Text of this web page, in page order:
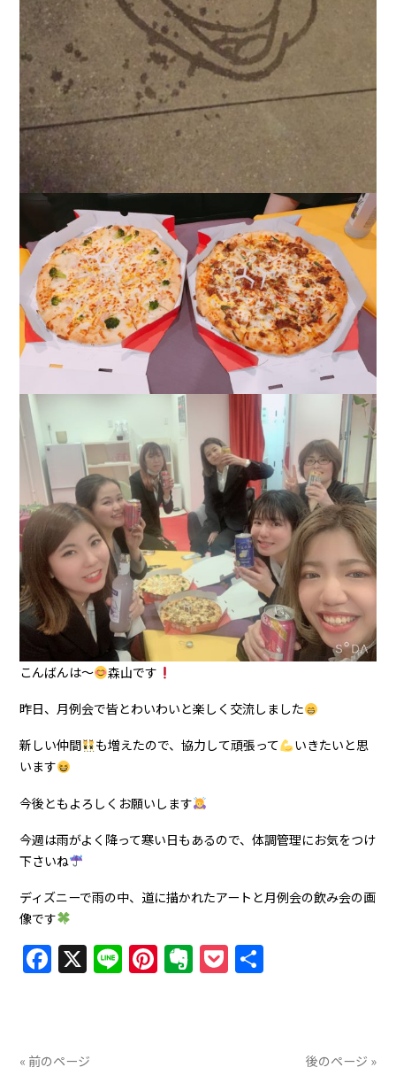
こんばんは〜 森山です
昨日、月例会で皆とわいわいと楽しく交流しました
新しい仲間 も増えたので、協力して頑張って
いきたいと思
います
今後ともよろしくお願いします
今週は雨がよく降って寒い日もあるので、体調管理にお気をつけ
下さいね
ディズニーで雨の中、道に描かれたアートと月例会の飲み会の画
像です
Facebook
X LinePinterest
Evernote
Pocket
« 前のページ 後のページ »